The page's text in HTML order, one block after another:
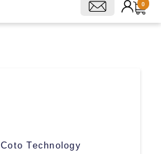
0
Coto Technology